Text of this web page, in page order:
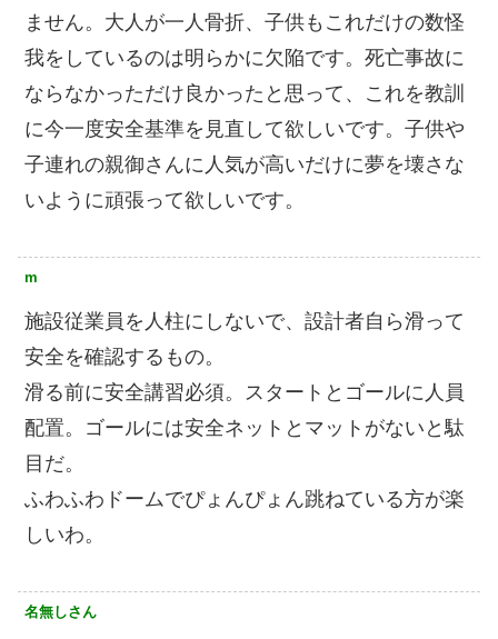
ません。大人が一人骨折、子供もこれだけの数怪
我をしているのは明らかに欠陥です。死亡事故に
ならなかっただけ良かったと思って、これを教訓
に今一度安全基準を見直して欲しいです。子供や
子連れの親御さんに人気が高いだけに夢を壊さな
いように頑張って欲しいです。
m
施設従業員を人柱にしないで、設計者自ら滑って
安全を確認するもの。
滑る前に安全講習必須。スタートとゴールに人員
配置。ゴールには安全ネットとマットがないと駄
目だ。
ふわふわドームでぴょんぴょん跳ねている方が楽
しいわ。
名無しさん